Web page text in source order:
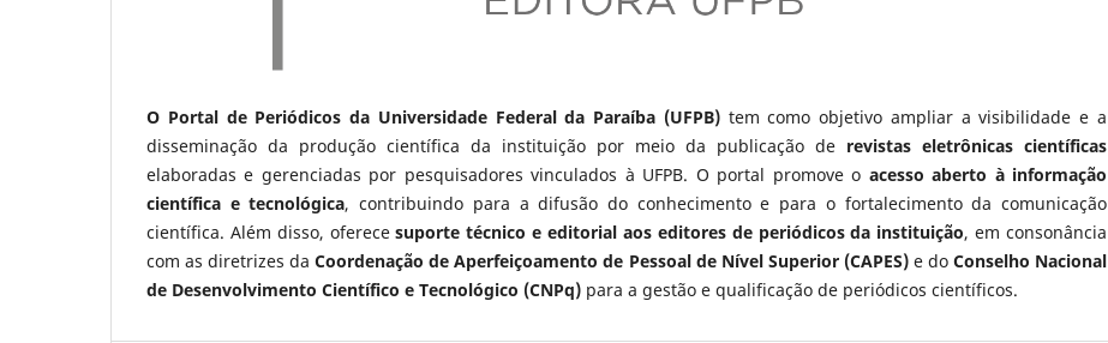
O Portal de Periódicos da Universidade Federal da Paraíba (UFPB)tem como objetivo ampliar a visibilidade e a
disseminação da produção científica da instituição por meio da publicação de revistas eletrônicas científicas
elaboradas e gerenciadas por pesquisadores vinculados à UFPB. O portal promove o acesso aberto à informação
científica e tecnológica, contribuindo para a difusão do conhecimento e para o fortalecimento da comunicação
científica. Além disso, oferecesuporte técnico e editorial aos editores de periódicos da instituição, em consonância
com as diretrizes daCoordenação de Aperfeiçoamento de Pessoal de Nível Superior (CAPES)e do Conselho Nacional
de Desenvolvimento Científico e Tecnológico (CNPq) para a gestão e qualificação de periódicos científicos.